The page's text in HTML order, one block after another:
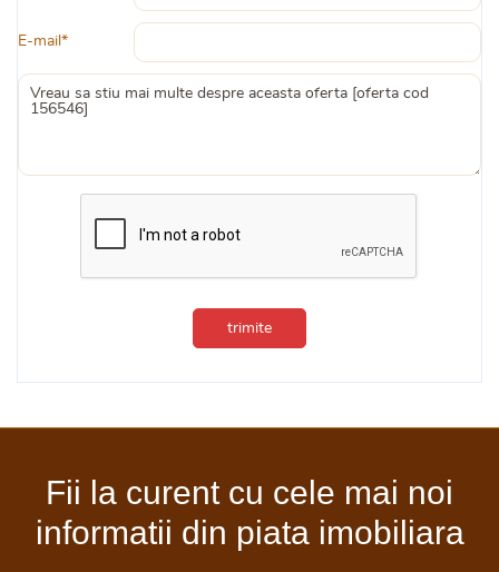
E-mail*
trimite
Fii la curent cu cele mai noi
informatii din piata imobiliara